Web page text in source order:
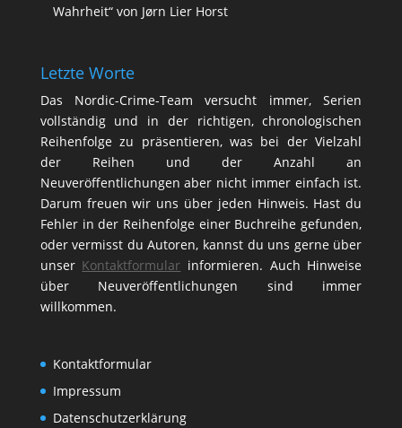
Wahrheit“ von Jørn Lier Horst
Letzte Worte
Das Nordic-Crime-Team versucht immer, Serien
vollständig und in der richtigen, chronologischen
Reihenfolge zu präsentieren, was bei der Vielzahl
der Reihen und der Anzahl an
Neuveröffentlichungen aber nicht immer einfach ist.
Darum freuen wir uns über jeden Hinweis. Hast du
Fehler in der Reihenfolge einer Buchreihe gefunden,
oder vermisst du Autoren, kannst du uns gerne über
unser Kontaktformular informieren. Auch Hinweise
über Neuveröffentlichungen sind immer
willkommen.
Kontaktformular
Impressum
Datenschutzerklärung